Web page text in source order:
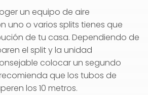
un equipo de aire
uno o varios splits tienes que
de tu casa. Dependiendo de
el split y la unidad
colocar un segundo
que los tubos de
los 10 metros.